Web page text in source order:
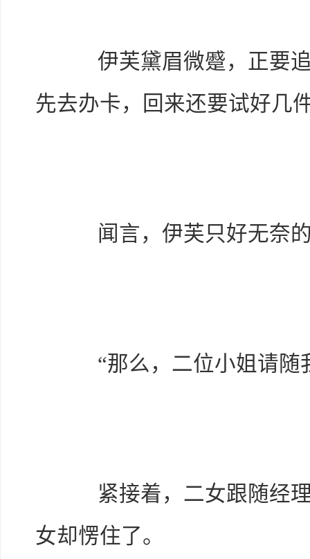
伊芙黛眉微蹙，正要追
先去办卡，回来还要试好几
闻言，伊芙只好无奈的
“那么，二位小姐请随
紧接着，二女跟随经理
女却愣住了。